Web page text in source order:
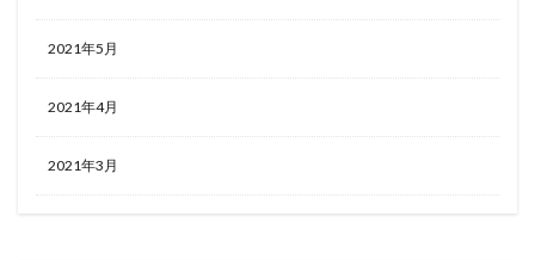
2021年5月
2021年4月
2021年3月